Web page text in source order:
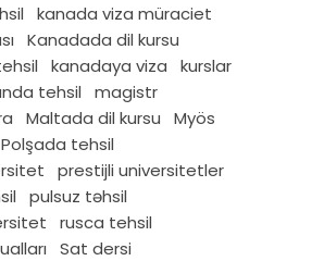
kanada viza müraciet
Kanadada dil kursu
kanadaya viza
kurslar
tehsil
magistr
Maltada dil kursu
Myös
Polşada tehsil
prestijli universitetler
pulsuz təhsil
rusca tehsil
Sat dersi